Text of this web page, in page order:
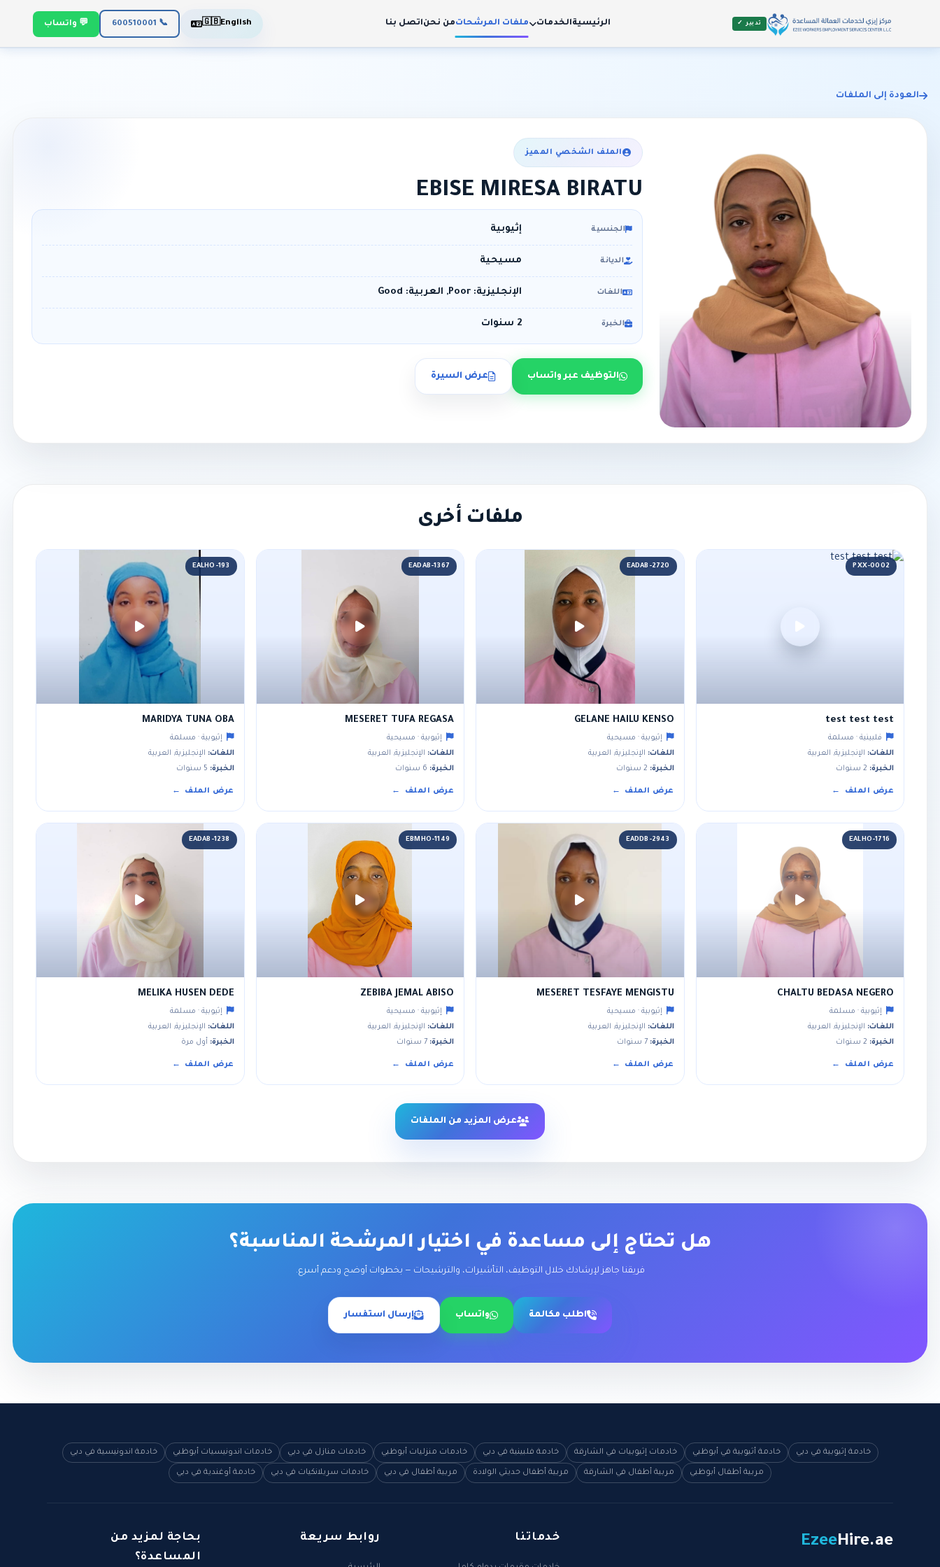
تدبير ✓ الرئيسيةالخدمات ملفات المرشحاتمن نحناتصل بنا English
🇬🇧
📞 600510001 💬 واتساب
العودة إلى الملفات
الملف الشخصي المميز
EBISE MIRESA BIRATU
الجنسية إثيوبية
الديانة مسيحية
اللغات الإنجليزية: Poor, العربية: Good
الخبرة 2 سنوات
التوظيف عبر واتساب عرض السيرة
ملفات أخرى
PXX-0002
test test test
فلبينية · مسلمة
اللغات: الإنجليزية, العربية
الخبرة:
عرض الملف
EADAB-2720
GELANE HAILU KENSO
إثيوبية · مسيحية
اللغات: الإنجليزية, العربية
الخبرة:
عرض الملف
EADAB-1367
MESERET TUFA REGASA
إثيوبية · مسيحية
اللغات: الإنجليزية, العربية
الخبرة:
عرض الملف
EALHO-193
MARIDYA TUNA OBA
إثيوبية · مسلمة
اللغات: الإنجليزية, العربية
الخبرة:
عرض الملف
EALHO-1716
CHALTU BEDASA NEGERO
إثيوبية · مسلمة
اللغات: الإنجليزية, العربية
الخبرة:
عرض الملف
EADDB-2943
MESERET TESFAYE MENGISTU
إثيوبية · مسيحية
اللغات: الإنجليزية, العربية
الخبرة: 7 سنوات
عرض الملف
EBMHO-1149
ZEBIBA JEMAL ABISO
إثيوبية · مسيحية
اللغات: الإنجليزية, العربية
الخبرة:
عرض الملف
EADAB-1238
MELIKA HUSEN DEDE
إثيوبية · مسلمة
اللغات: الإنجليزية, العربية
الخبرة: أول مرة
عرض الملف
عرض المزيد من الملفات
هل تحتاج إلى مساعدة في اختيار المرشحة المناسبة؟
فريقنا جاهز لإرشادك خلال التوظيف، التأشيرات، والترشيحات — بخطوات أوضح ودعم أسرع.
اطلب مكالمة واتساب إرسال استفسار
خادمة إثيوبية في دبي خادمة أثيوبية في أبوظبي خادمات إثيوبيات في الشارقة خادمة فلبينية في دبي خادمات منزليات أبوظبي خادمات منازل في دبي خادمات اندونيسيات أبوظبي خادمة اندونيسية في دبي
مربية أطفال أبوظبي مربية أطفال في الشارقة مربية أطفال حديثي الولادة مربية أطفال في دبي خادمات سريلانكيات في دبي خادمة أوغندية في دبي
EzeeHire.ae خدماتنا روابط سريعة
بحاجة لمزيد من
المساعدة؟